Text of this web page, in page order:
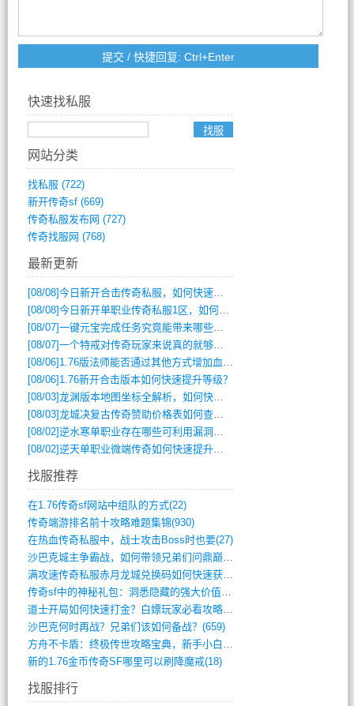
快速找私服
网站分类
找私服 (722)
新开传奇sf(669)
传奇私服发布网 (727)
传奇找服网 (768)
最新更新
[08/08]今日新开合击传奇私服，如何快速提升角色战力？
[08/08]今日新开单职业传奇私服1区，如何快速升级与获取顶级装备？
[08/07]一键元宝完成任务究竟能带来哪些超值优势？
[08/07]一个特戒对传奇玩家来说真的就够用了吗？
[08/06] 1.76版法师能否通过其他方式增加血量？
[08/06] 1.76新开合击版本如何快速提升等级？
[08/03]龙渊版本地图坐标全解析，如何快速定位BOSS位置？
[08/03]龙城决复古传奇赞助价格表如何查询？
[08/02]逆水寒单职业存在哪些可利用漏洞？如何快速提升战力？
[08/02]逆天单职业微端传奇如何快速提升战力？新手必看攻略
找服推荐
在1.76传奇sf网站中组队的方式(22)
传奇端游排名前十攻略难题集锦(930)
在热血传奇私服中，战士攻击Boss时也要(27)
沙巴克城主争霸战，如何带领兄弟们问鼎巅峰(565)
满攻速传奇私服赤月龙城兑换码如何快速获取(676)
传奇sf中的神秘礼包：洞悉隐藏的强大价值(427)
道士开局如何快速打金？白嫖玩家必看攻略(5)
沙巴克何时再战？兄弟们该如何备战？(659)
方舟不卡盾：终极传世攻略宝典，新手小白逆(495)
新的1.76金币传奇SF哪里可以刷降魔戒(18)
找服排行